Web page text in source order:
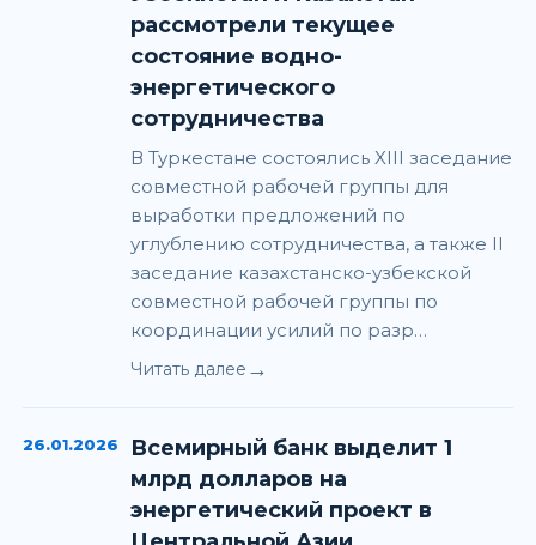
рассмотрели текущее
состояние водно-
энергетического
сотрудничества
В Туркестане состоялись XIII заседание
совместной рабочей группы для
выработки предложений по
углублению сотрудничества, а также II
заседание казахстанско-узбекской
совместной рабочей группы по
координации усилий по разр…
Читать далее →
26.01.2026
Всемирный банк выделит 1
млрд долларов на
энергетический проект в